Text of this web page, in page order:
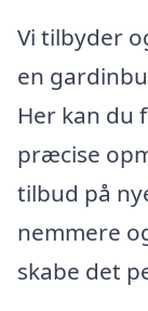
Vi tilbyder
en
Her kan du
præcise
tilbud på
nemmere
skabe det